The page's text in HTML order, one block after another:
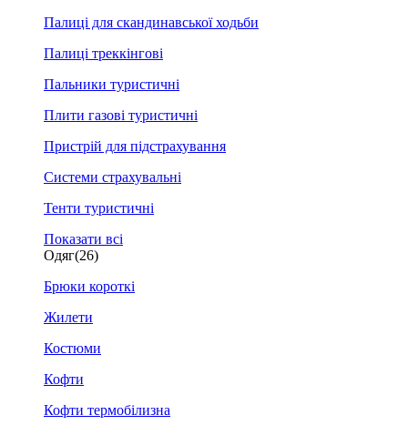
Палиці для скандинавської ходьби
Палиці треккінгові
Пальники туристичні
Плити газові туристичні
Пристрій для підстрахування
Системи страхувальні
Тенти туристичні
Показати всі
Одяг(26)
Брюки короткі
Жилети
Костюми
Кофти
Кофти термобілизна